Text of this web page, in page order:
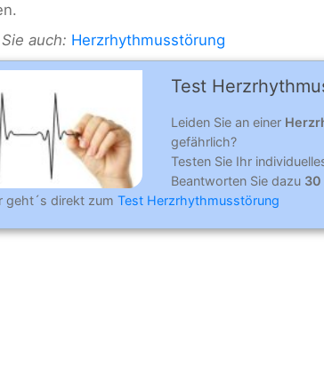
auch: Herzrhythmusstörung
Test
Leiden Sie an einer
gefährlich?
Testen Sie Ihr
Beantworten Sie dazu 30
geht´s direkt zum Test Herzrhythmusstörung